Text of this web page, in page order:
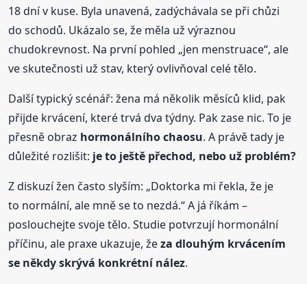
18 dní v kuse. Byla unavená, zadýchávala se při chůzi
do schodů. Ukázalo se, že měla už výraznou
chudokrevnost. Na první pohled „jen menstruace“, ale
ve skutečnosti už stav, který ovlivňoval celé tělo.
Další typický scénář: žena má několik měsíců klid, pak
přijde krvácení, které trvá dva týdny. Pak zase nic. To je
přesně obraz hormonálního chaosu. A právě tady je
důležité rozlišit: je to ještě přechod, nebo už problém?
Z diskuzí žen často slyším: „Doktorka mi řekla, že je
to normální, ale mně se to nezdá.“ A já říkám –
poslouchejte svoje tělo. Studie potvrzují hormonální
příčinu, ale praxe ukazuje, žeza dlouhým krvácením
se někdy skrývá konkrétní nález.